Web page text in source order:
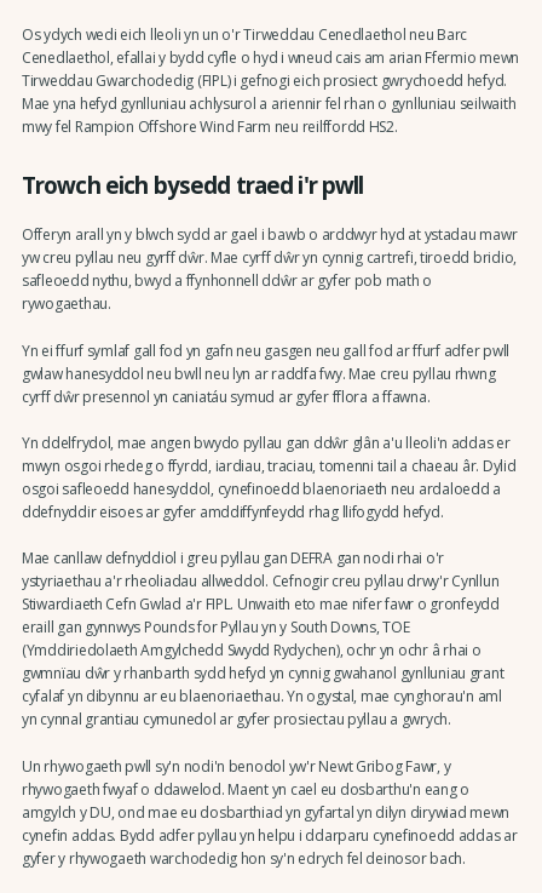
Os ydych wedi eich lleoli yn un o'r Tirweddau Cenedlaethol neu Barc
Cenedlaethol, efallai y bydd cyfle o hyd i wneud cais am arian Ffermio mewn
Tirweddau Gwarchodedig (FIPL) i gefnogi eich prosiect gwrychoedd hefyd.
Mae yna hefyd gynlluniau achlysurol a ariennir fel rhan o gynlluniau seilwaith
mwy fel Rampion Offshore Wind Farm neu reilffordd HS2.
Trowch eich bysedd traed i'r pwll
Offeryn arall yn y blwch sydd ar gael i bawb o arddwyr hyd at ystadau mawr
yw creu pyllau neu gyrff dŵr. Mae cyrff dŵr yn cynnig cartrefi, tiroedd bridio,
safleoedd nythu, bwyd a ffynhonnell ddŵr ar gyfer pob math o
rywogaethau.
Yn ei ffurf symlaf gall fod yn gafn neu gasgen neu gall fod ar ffurf adfer pwll
gwlaw hanesyddol neu bwll neu lyn ar raddfa fwy. Mae creu pyllau rhwng
cyrff dŵr presennol yn caniatáu symud ar gyfer fflora a ffawna.
Yn ddelfrydol, mae angen bwydo pyllau gan ddŵr glân a'u lleoli'n addas er
mwyn osgoi rhedeg o ffyrdd, iardiau, traciau, tomenni tail a chaeau âr. Dylid
osgoi safleoedd hanesyddol, cynefinoedd blaenoriaeth neu ardaloedd a
ddefnyddir eisoes ar gyfer amddiffynfeydd rhag llifogydd hefyd.
Mae canllaw defnyddiol i greu pyllau gan DEFRA gan nodi rhai o'r
ystyriaethau a'r rheoliadau allweddol. Cefnogir creu pyllau drwy'r Cynllun
Stiwardiaeth Cefn Gwlad a'r FIPL. Unwaith eto mae nifer fawr o gronfeydd
eraill gan gynnwys Pounds for Pyllau yn y South Downs, TOE
(Ymddiriedolaeth Amgylchedd Swydd Rydychen), ochr yn ochr â rhai o
gwmnïau dŵr y rhanbarth sydd hefyd yn cynnig gwahanol gynlluniau grant
cyfalaf yn dibynnu ar eu blaenoriaethau. Yn ogystal, mae cynghorau'n aml
yn cynnal grantiau cymunedol ar gyfer prosiectau pyllau a gwrych.
Un rhywogaeth pwll sy'n nodi'n benodol yw'r Newt Gribog Fawr, y
rhywogaeth fwyaf o ddawelod. Maent yn cael eu dosbarthu'n eang o
amgylch y DU, ond mae eu dosbarthiad yn gyfartal yn dilyn dirywiad mewn
cynefin addas. Bydd adfer pyllau yn helpu i ddarparu cynefinoedd addas ar
gyfer y rhywogaeth warchodedig hon sy'n edrych fel deinosor bach.